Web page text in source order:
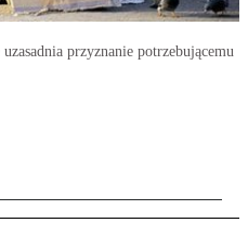
przyznanie potrzebującemu